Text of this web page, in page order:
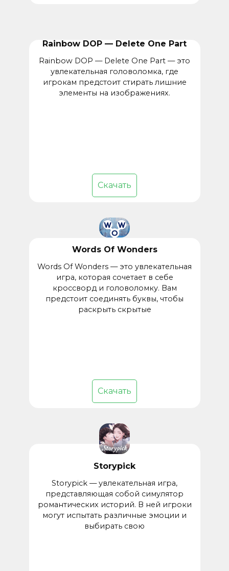
Rainbow DOP — Delete One Part
Rainbow DOP — Delete One Part — это
увлекательная головоломка, где
игрокам предстоит стирать лишние
элементы на изображениях.
Скачать
Words Of Wonders
Words Of Wonders — это увлекательная
игра, которая сочетает в себе
кроссворд и головоломку. Вам
предстоит соединять буквы, чтобы
раскрыть скрытые
Скачать
Storypick
Storypick — увлекательная игра,
представляющая собой симулятор
романтических историй. В ней игроки
могут испытать различные эмоции и
выбирать свою